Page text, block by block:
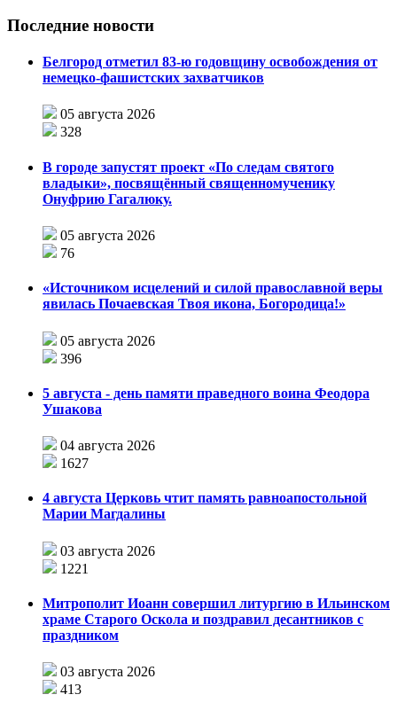
Последние новости
Белгород отметил 83-ю годовщину освобождения от
немецко-фашистских захватчиков
05 августа 2026
328
В городе запустят проект «По следам святого
владыки», посвящённый священномученику
Онуфрию Гагалюку.
05 августа 2026
76
«Источником исцелений и силой православной веры
явилась Почаевская Твоя икона, Богородица!»
05 августа 2026
396
5 августа - день памяти праведного воина Феодора
Ушакова
04 августа 2026
1627
4 августа Церковь чтит память равноапостольной
Марии Магдалины
03 августа 2026
1221
Митрополит Иоанн совершил литургию в Ильинском
храме Старого Оскола и поздравил десантников с
праздником
03 августа 2026
413